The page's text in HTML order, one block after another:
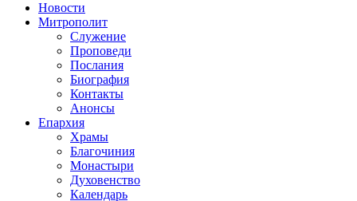
Новости
Митрополит
Служение
Проповеди
Послания
Биография
Контакты
Анонсы
Епархия
Храмы
Благочиния
Монастыри
Духовенство
Календарь